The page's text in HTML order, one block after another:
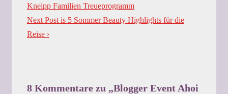
Kneipp Familien Treueprogramm
Next Post is 5 Sommer Beauty Highlights für die
Reise ›
8 Kommentare zu „Blogger Event Ahoi